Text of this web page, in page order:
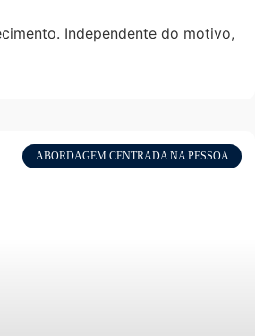
Independente do motivo,
ABORDAGEM CENTRADA NA PESSOA